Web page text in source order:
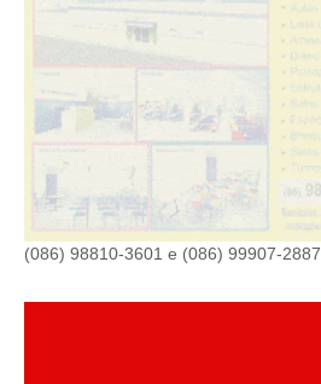
(086) 98810-3601 e (086) 99907-2887